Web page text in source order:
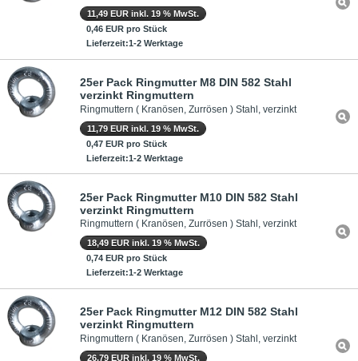
11,49 EUR inkl. 19 % MwSt.
0,46 EUR pro Stück
Lieferzeit:1-2 Werktage
25er Pack Ringmutter M8 DIN 582 Stahl
verzinkt Ringmuttern
Ringmuttern ( Kranösen, Zurrösen ) Stahl, verzinkt
11,79 EUR inkl. 19 % MwSt.
0,47 EUR pro Stück
Lieferzeit:1-2 Werktage
25er Pack Ringmutter M10 DIN 582 Stahl
verzinkt Ringmuttern
Ringmuttern ( Kranösen, Zurrösen ) Stahl, verzinkt
18,49 EUR inkl. 19 % MwSt.
0,74 EUR pro Stück
Lieferzeit:1-2 Werktage
25er Pack Ringmutter M12 DIN 582 Stahl
verzinkt Ringmuttern
Ringmuttern ( Kranösen, Zurrösen ) Stahl, verzinkt
26,79 EUR inkl. 19 % MwSt.